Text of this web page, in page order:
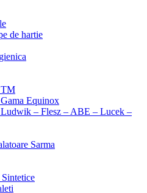
de hartie
TM
Equinox
Ludwik – Flesz – ABE – Lucek –
Sarma